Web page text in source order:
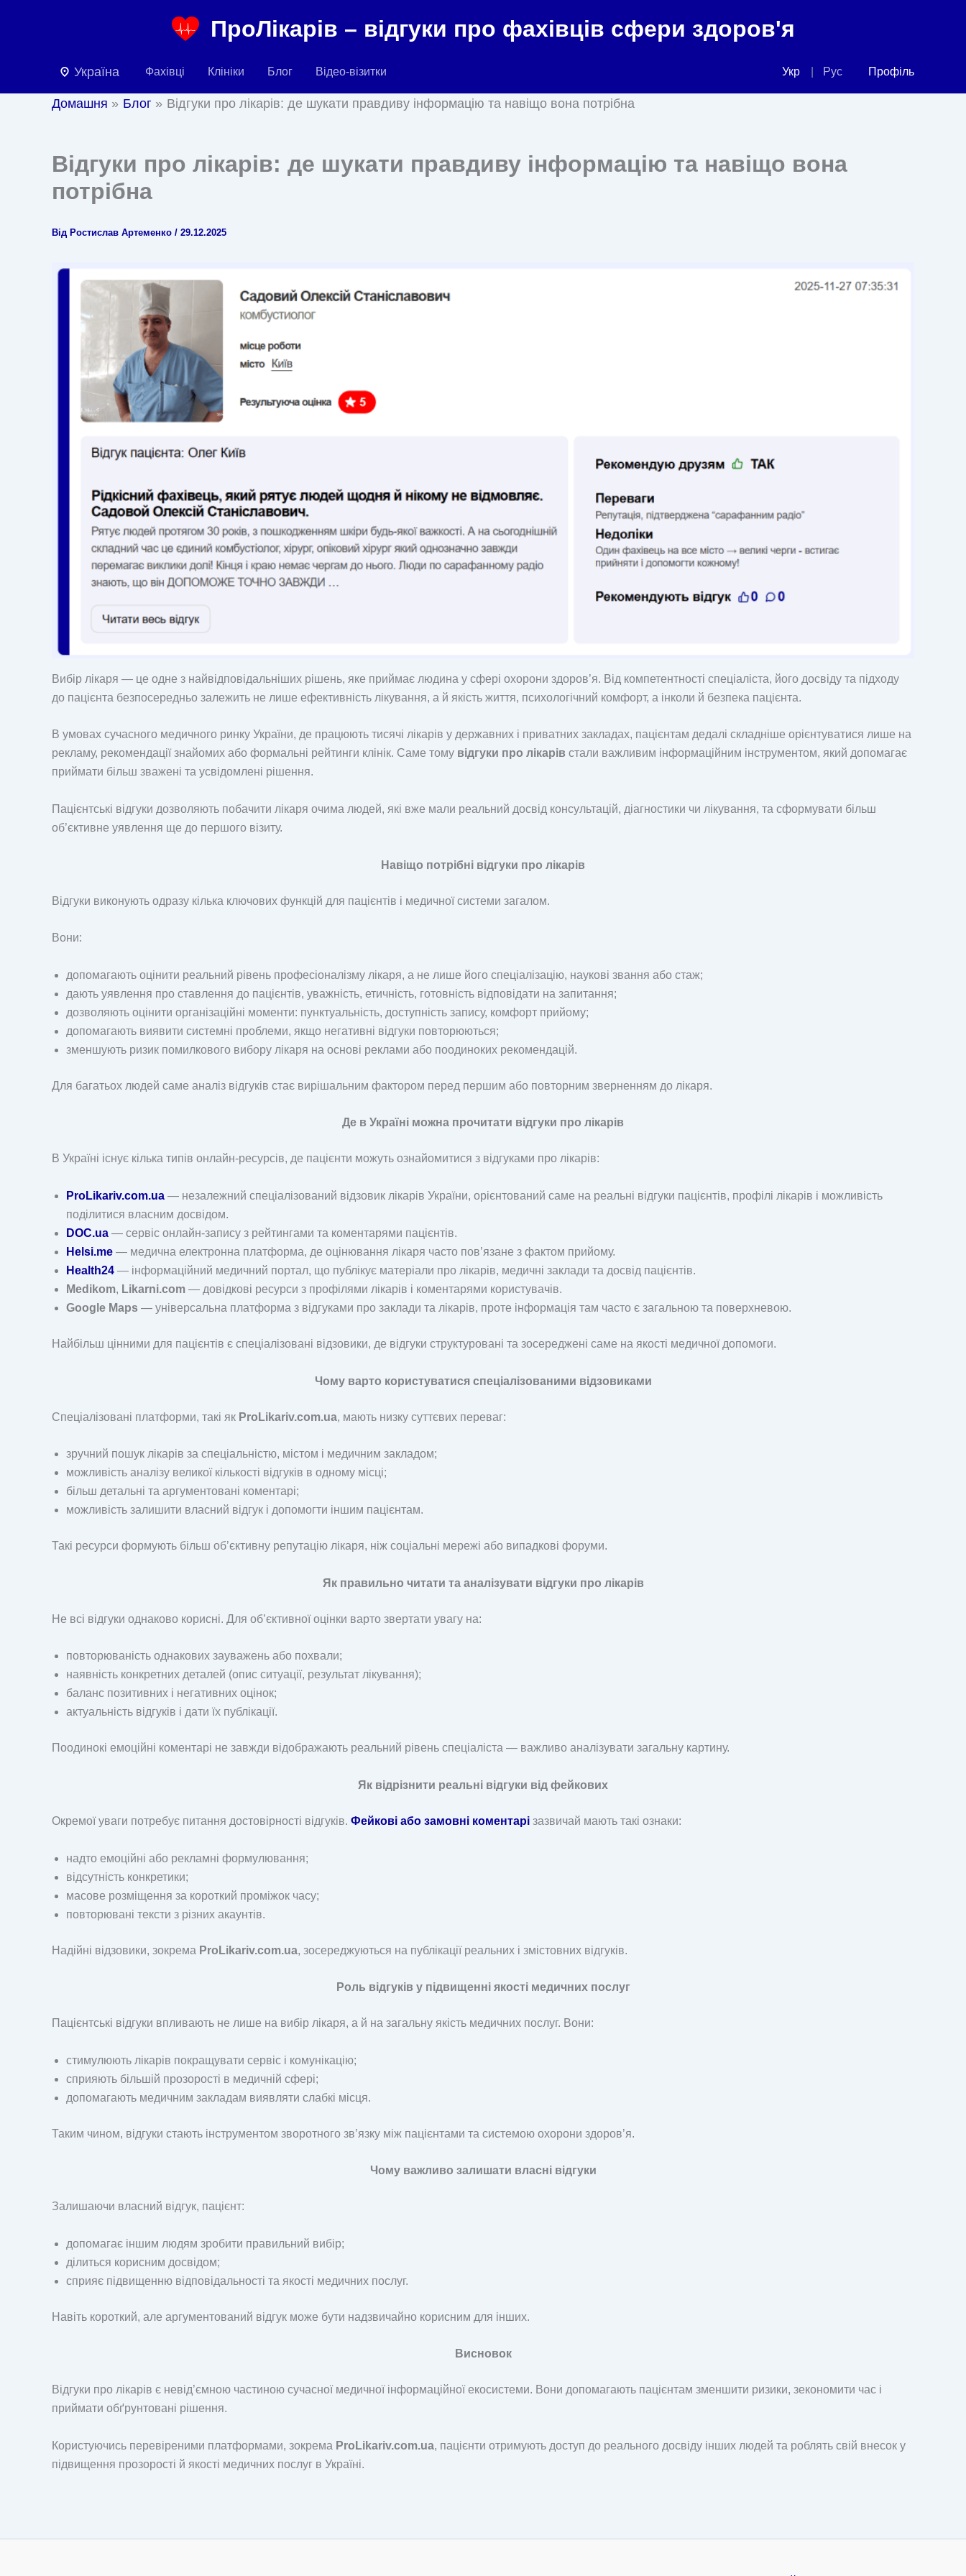
ПроЛікарів – відгуки про фахівців сфери здоров'я
Україна Фахівці Клініки Блог Відео-візитки Укр Рус Профіль
Домашня Блог Відгуки про лікарів: де шукати правдиву інформацію та навіщо вона потрібна
Відгуки про лікарів: де шукати правдиву інформацію та навіщо вона
потрібна
Від Ростислав Артеменко / 29.12.2025
Вибір лікаря — це одне з найвідповідальніших рішень, яке приймає людина у сфері охорони здоров’я. Від компетентності спеціаліста, його досвіду та підходу
до пацієнта безпосередньо залежить не лише ефективність лікування, а й якість життя, психологічний комфорт, а інколи й безпека пацієнта.
В умовах сучасного медичного ринку України, де працюють тисячі лікарів у державних і приватних закладах, пацієнтам дедалі складніше орієнтуватися лише на
рекламу, рекомендації знайомих або формальні рейтинги клінік. Саме тому відгуки про лікарів стали важливим інформаційним інструментом, який допомагає
приймати більш зважені та усвідомлені рішення.
Пацієнтські відгуки дозволяють побачити лікаря очима людей, які вже мали реальний досвід консультацій, діагностики чи лікування, та сформувати більш
об’єктивне уявлення ще до першого візиту.
Навіщо потрібні відгуки про лікарів
Відгуки виконують одразу кілька ключових функцій для пацієнтів і медичної системи загалом.
Вони:
допомагають оцінити реальний рівень професіоналізму лікаря, а не лише його спеціалізацію, наукові звання або стаж;
дають уявлення про ставлення до пацієнтів, уважність, етичність, готовність відповідати на запитання;
дозволяють оцінити організаційні моменти: пунктуальність, доступність запису, комфорт прийому;
допомагають виявити системні проблеми, якщо негативні відгуки повторюються;
зменшують ризик помилкового вибору лікаря на основі реклами або поодиноких рекомендацій.
Для багатьох людей саме аналіз відгуків стає вирішальним фактором перед першим або повторним зверненням до лікаря.
Де в Україні можна прочитати відгуки про лікарів
В Україні існує кілька типів онлайн-ресурсів, де пацієнти можуть ознайомитися з відгуками про лікарів:
ProLikariv.com.ua — незалежний спеціалізований відзовик лікарів України, орієнтований саме на реальні відгуки пацієнтів, профілі лікарів і можливість
поділитися власним досвідом.
DOC.ua — сервіс онлайн-запису з рейтингами та коментарями пацієнтів.
Helsi.me — медична електронна платформа, де оцінювання лікаря часто пов’язане з фактом прийому.
Health24 — інформаційний медичний портал, що публікує матеріали про лікарів, медичні заклади та досвід пацієнтів.
Medikom, Likarni.com — довідкові ресурси з профілями лікарів і коментарями користувачів.
Google Maps — універсальна платформа з відгуками про заклади та лікарів, проте інформація там часто є загальною та поверхневою.
Найбільш цінними для пацієнтів є спеціалізовані відзовики, де відгуки структуровані та зосереджені саме на якості медичної допомоги.
Чому варто користуватися спеціалізованими відзовиками
Спеціалізовані платформи, такі як ProLikariv.com.ua, мають низку суттєвих переваг:
зручний пошук лікарів за спеціальністю, містом і медичним закладом;
можливість аналізу великої кількості відгуків в одному місці;
більш детальні та аргументовані коментарі;
можливість залишити власний відгук і допомогти іншим пацієнтам.
Такі ресурси формують більш об’єктивну репутацію лікаря, ніж соціальні мережі або випадкові форуми.
Як правильно читати та аналізувати відгуки про лікарів
Не всі відгуки однаково корисні. Для об’єктивної оцінки варто звертати увагу на:
повторюваність однакових зауважень або похвали;
наявність конкретних деталей (опис ситуації, результат лікування);
баланс позитивних і негативних оцінок;
актуальність відгуків і дати їх публікації.
Поодинокі емоційні коментарі не завжди відображають реальний рівень спеціаліста — важливо аналізувати загальну картину.
Як відрізнити реальні відгуки від фейкових
Окремої уваги потребує питання достовірності відгуків. Фейкові або замовні коментарі зазвичай мають такі ознаки:
надто емоційні або рекламні формулювання;
відсутність конкретики;
масове розміщення за короткий проміжок часу;
повторювані тексти з різних акаунтів.
Надійні відзовики, зокрема ProLikariv.com.ua, зосереджуються на публікації реальних і змістовних відгуків.
Роль відгуків у підвищенні якості медичних послуг
Пацієнтські відгуки впливають не лише на вибір лікаря, а й на загальну якість медичних послуг. Вони:
стимулюють лікарів покращувати сервіс і комунікацію;
сприяють більшій прозорості в медичній сфері;
допомагають медичним закладам виявляти слабкі місця.
Таким чином, відгуки стають інструментом зворотного зв’язку між пацієнтами та системою охорони здоров’я.
Чому важливо залишати власні відгуки
Залишаючи власний відгук, пацієнт:
допомагає іншим людям зробити правильний вибір;
ділиться корисним досвідом;
сприяє підвищенню відповідальності та якості медичних послуг.
Навіть короткий, але аргументований відгук може бути надзвичайно корисним для інших.
Висновок
Відгуки про лікарів є невід’ємною частиною сучасної медичної інформаційної екосистеми. Вони допомагають пацієнтам зменшити ризики, зекономити час і
приймати обґрунтовані рішення.
Користуючись перевіреними платформами, зокрема ProLikariv.com.ua, пацієнти отримують доступ до реального досвіду інших людей та роблять свій внесок у
підвищення прозорості й якості медичних послуг в Україні.